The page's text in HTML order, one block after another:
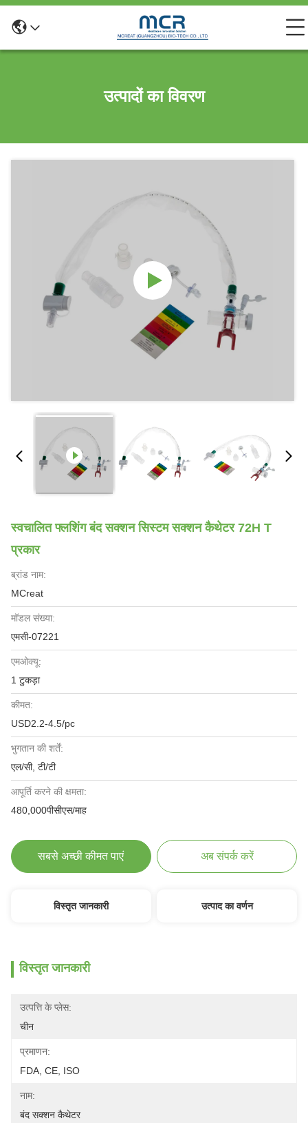
उत्पादों का विवरण
स्वचालित फ्लशिंग बंद सक्शन सिस्टम सक्शन कैथेटर 72H T
प्रकार
ब्रांड नाम:
MCreat
मॉडल संख्या:
एमसी-07221
एमओक्यू:
1 टुकड़ा
कीमत:
USD2.2-4.5/pc
भुगतान की शर्तें:
एल/सी, टी/टी
आपूर्ति करने की क्षमता:
480,000पीसीएस/माह
सबसे अच्छी कीमत पाएं अब संपर्क करें
विस्तृत जानकारी उत्पाद का वर्णन
विस्तृत जानकारी
उत्पत्ति के प्लेस:
चीन
प्रमाणन:
FDA, CE, ISO
नाम:
बंद सक्शन कैथेटर